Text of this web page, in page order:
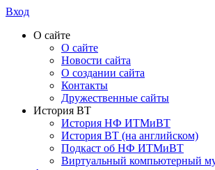
Вход
О сайте
О сайте
Новости сайта
О создании сайта
Контакты
Дружественные сайты
История ВТ
История НФ ИТМиВТ
История ВТ (на английском)
Подкаст об НФ ИТМиВТ
Виртуальный компьютерный